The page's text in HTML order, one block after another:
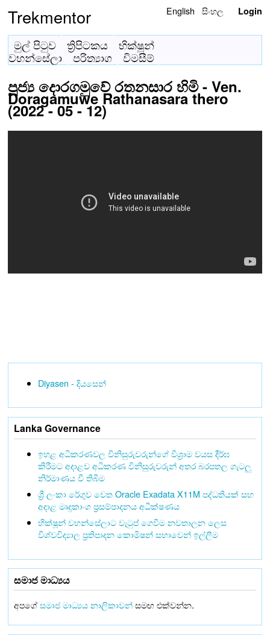
Trekmentor English සිංහල Login
මුල් පිටුව ත්‍රිපිටකය
භික්ෂූන්
වහන්සේලා
පරිත්‍යාග විමසීම්
පූජ්‍ය දොරගමුවේ රතනසාර හිමි - Ven.
Doragamuwe Rathanasara thero
(2022 - 05 - 12)
Diyasen - දියසෙන්
Lanka Governance
ඉහළ අධිකරණවල විනිසුරුවරුන්ගේ විශ්‍රාම වයස දීර්ඝ
කිරීමට අදාළව අධිකරණ විනිසුරුවරුන් අතර බරපතල ගැටලු
නිර්මාණය වී තිබීම
ශ්‍රී ලංකා රේගුව වෙත Oracle Exadata X11M පද්ධතියක් සහ
අදාළ මෘදුකාංග ප්‍රසම්පාදනය අධීක්ෂණය
භික්ෂූන් වහන්සේලාට වැටුප් ගෙවීම නවතාලන ලෙස
විශ්වවිද්‍යාල ප්‍රතිපාදන කොමිෂන් සභාවෙන් ඉල්ලීම
සමාජ මාධ්‍යය
අපගේසමාජ මාධ්‍යය නාලිකාවන්සමඟ එක්වන්න.